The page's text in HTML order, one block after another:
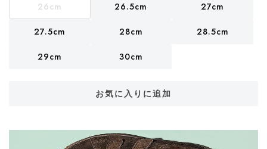
26cm 26.5cm 27cm
27.5cm 28cm 28.5cm
29cm 30cm
お気に入りに追加